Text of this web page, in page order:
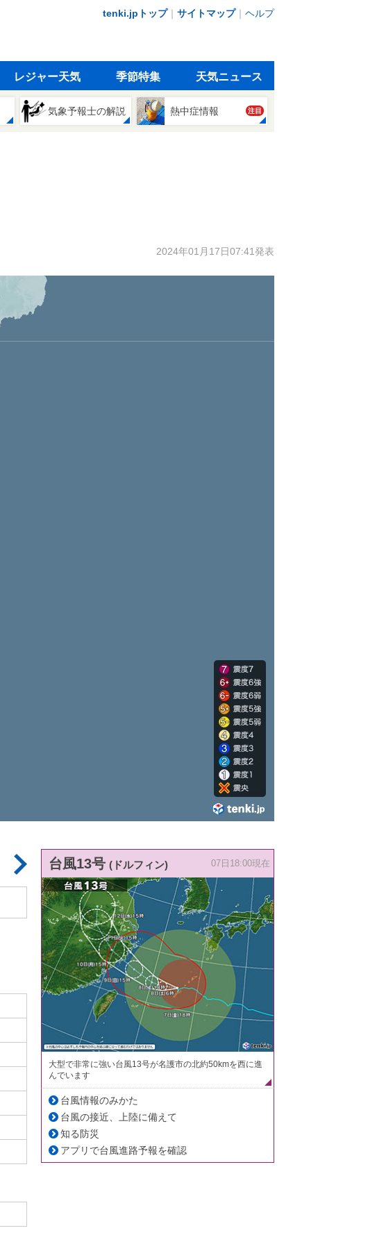
tenki.jpトップ｜ サイトマップ｜ ヘルプ
レジャー天気 季節特集 天気ニュース
気象予報士の解説 熱中症情報 注目
2024年01月17日07:41発表
台風13号 (ドルフィン) 07日18:00現在
大型で非常に強い台風13号が名護市の北約50kmを西に進
んでいます
台風情報のみかた
台風の接近、上陸に備えて
知る防災
アプリで台風進路予報を確認